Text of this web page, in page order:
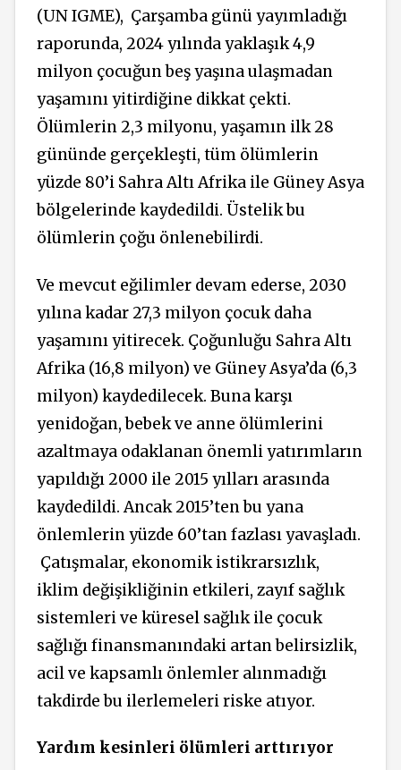
(UN IGME), Çarşamba günü yayımladığı
raporunda, 2024 yılında yaklaşık 4,9
milyon çocuğun beş yaşına ulaşmadan
yaşamını yitirdiğine dikkat çekti.
Ölümlerin 2,3 milyonu, yaşamın ilk 28
gününde gerçekleşti, tüm ölümlerin
yüzde 80’i Sahra Altı Afrika ile Güney Asya
bölgelerinde kaydedildi. Üstelik bu
ölümlerin çoğu önlenebilirdi.
Ve mevcut eğilimler devam ederse, 2030
yılına kadar 27,3 milyon çocuk daha
yaşamını yitirecek. Çoğunluğu Sahra Altı
Afrika (16,8 milyon) ve Güney Asya’da (6,3
milyon) kaydedilecek. Buna karşı
yenidoğan, bebek ve anne ölümlerini
azaltmaya odaklanan önemli yatırımların
yapıldığı 2000 ile 2015 yılları arasında
kaydedildi. Ancak 2015’ten bu yana
önlemlerin yüzde 60’tan fazlası yavaşladı.
Çatışmalar, ekonomik istikrarsızlık,
iklim değişikliğinin etkileri, zayıf sağlık
sistemleri ve küresel sağlık ile çocuk
sağlığı finansmanındaki artan belirsizlik,
acil ve kapsamlı önlemler alınmadığı
takdirde bu ilerlemeleri riske atıyor.
Yardım kesinleri ölümleri arttırıyor